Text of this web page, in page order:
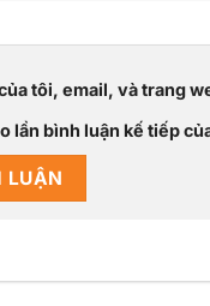
tôi, email, và trang
lần bình luận kế tiếp